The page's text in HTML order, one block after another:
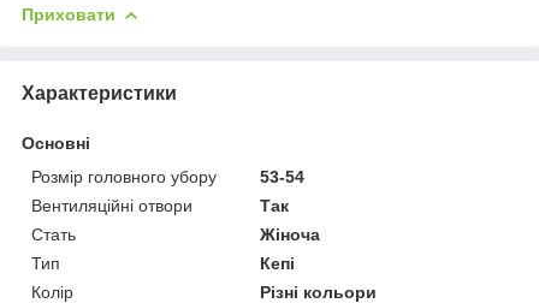
Приховати
Характеристики
Основні
Розмір головного убору
53-54
Вентиляційні отвори
Так
Стать
Жіноча
Тип
Кепі
Колір
Різні кольори